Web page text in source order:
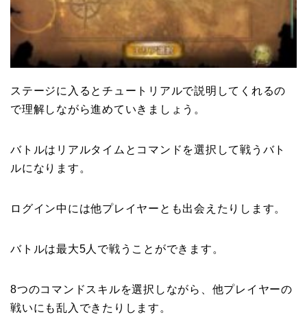
ステージに入るとチュートリアルで説明してくれるの
で理解しながら進めていきましょう。
バトルはリアルタイムとコマンドを選択して戦うバト
ルになります。
ログイン中には他プレイヤーとも出会えたりします。
バトルは最大5人で戦うことができます。
8つのコマンドスキルを選択しながら、他プレイヤーの
戦いにも乱入できたりします。